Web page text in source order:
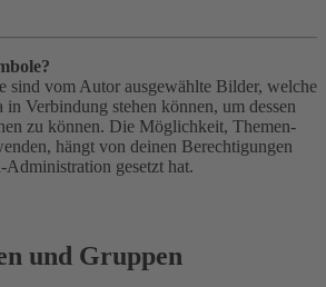
sind vom Autor ausgewählte Bilder, welche
in Verbindung stehen können, um dessen
zu können. Die Möglichkeit, Themen-
hängt von deinen Berechtigungen
Administration gesetzt hat.
und Gruppen